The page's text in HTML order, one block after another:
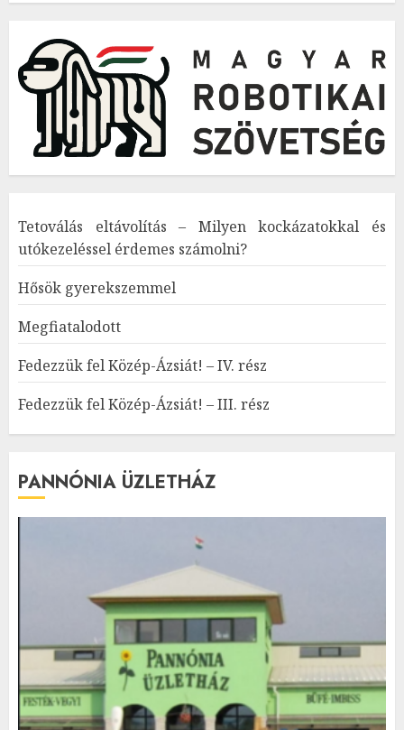
Tetoválás eltávolítás – Milyen kockázatokkal és
utókezeléssel érdemes számolni?
Hősök gyerekszemmel
Megfiatalodott
Fedezzük fel Közép-Ázsiát! – IV. rész
Fedezzük fel Közép-Ázsiát! – III. rész
PANNÓNIA ÜZLETHÁZ